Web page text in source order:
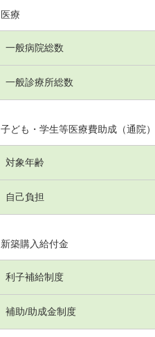
医療
一般病院総数
一般診療所総数
子ども・学生等医療費助成（通院）
対象年齢
自己負担
新築購入給付金
利子補給制度
補助/助成金制度